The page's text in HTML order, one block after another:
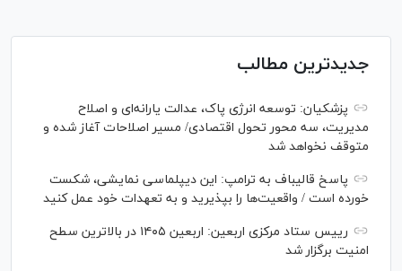
جدیدترین مطالب
پزشکیان: توسعه انرژی پاک، عدالت یارانه‌ای و اصلاح
مدیریت، سه محور تحول اقتصادی/ مسیر اصلاحات آغاز شده و
متوقف نخواهد شد
پاسخ قالیباف به ترامپ: این دیپلماسی نمایشی، شکست
خورده است / واقعیت‌ها را بپذیرید و به تعهدات خود عمل کنید
رییس ستاد مرکزی اربعین: اربعین ۱۴۰۵ در بالاترین سطح
امنیت برگزار شد